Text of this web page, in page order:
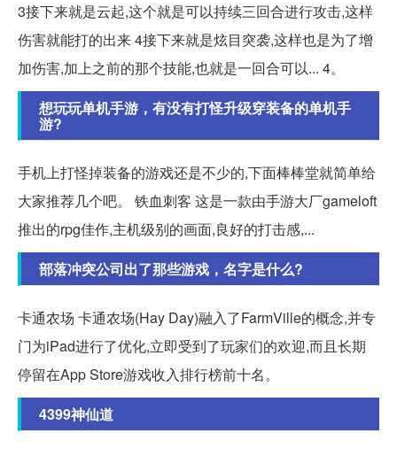
3接下来就是云起,这个就是可以持续三回合进行攻击,这样
伤害就能打的出来 4接下来就是炫目突袭,这样也是为了增
加伤害,加上之前的那个技能,也就是一回合可以... 4。
想玩玩单机手游，有没有打怪升级穿装备的单机手
游?
手机上打怪掉装备的游戏还是不少的,下面棒棒堂就简单给
大家推荐几个吧。 铁血刺客 这是一款由手游大厂gameloft
推出的rpg佳作,主机级别的画面,良好的打击感,...
部落冲突公司出了那些游戏，名字是什么?
卡通农场 卡通农场(Hay Day)融入了FarmVille的概念,并专
门为iPad进行了优化,立即受到了玩家们的欢迎,而且长期
停留在App Store游戏收入排行榜前十名。
4399神仙道